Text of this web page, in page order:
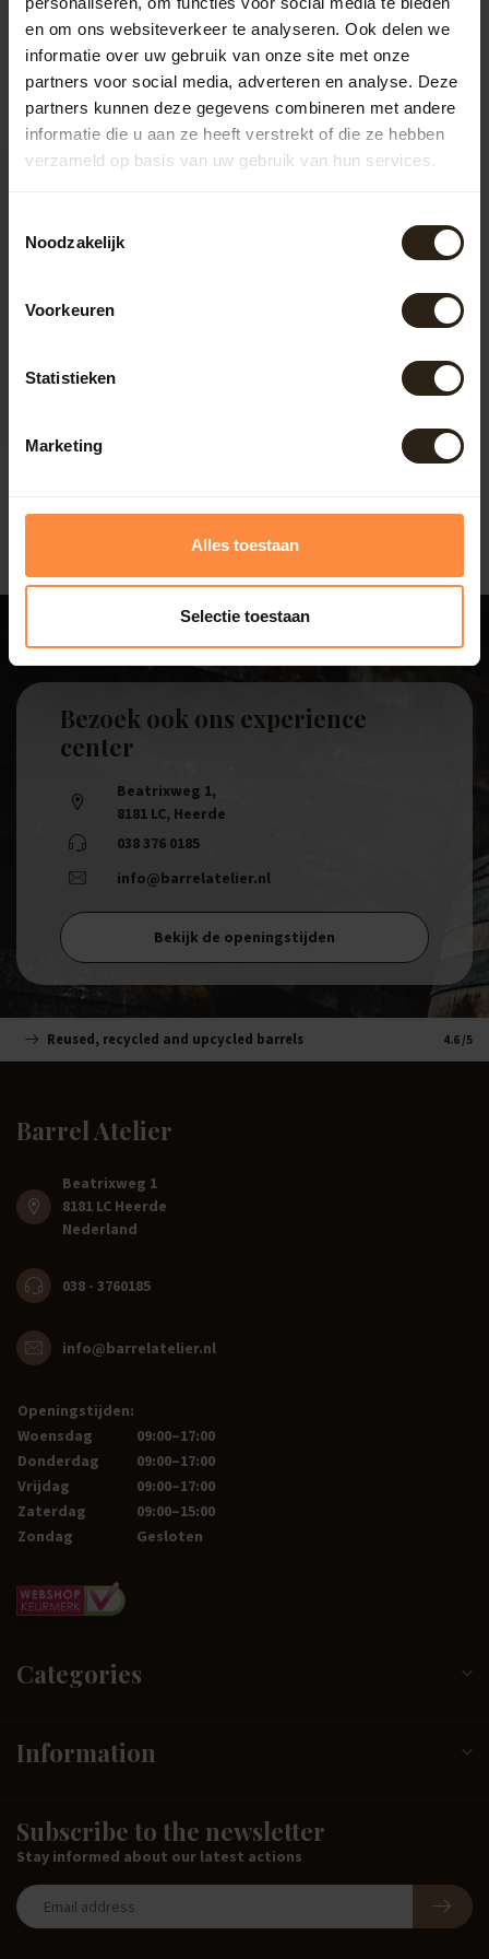
en om ons websiteverkeer te analyseren. Ook delen we
informatie over uw gebruik van onze site met onze
partners voor social media, adverteren en analyse. Deze
partners kunnen deze gegevens combineren met andere
informatie die u aan ze heeft verstrekt of die ze hebben
verzameld op basis van uw gebruik van hun services.
Noodzakelijk
Voorkeuren
Statistieken
Marketing
Alles toestaan
Selectie toestaan
Recently viewed
Handcrafted hanging lamp
we con...
Bezoek ook ons experience
center
Beatrixweg 1,
8181 LC, Heerde
038 376 0185
info@barrelatelier.nl
Bekijk de openingstijden
Reused, recycled and upcycled barrels 4.6 /5
Barrel Atelier
Beatrixweg 1
8181 LC Heerde
Nederland
038 - 3760185
info@barrelatelier.nl
Openingstijden:
Woensdag
09:00–17:00
Donderdag
09:00–17:00
Vrijdag
09:00–17:00
Zaterdag
09:00–15:00
Zondag
Gesloten
Categories
Information
Subscribe to the newsletter
Stay informed about our latest actions